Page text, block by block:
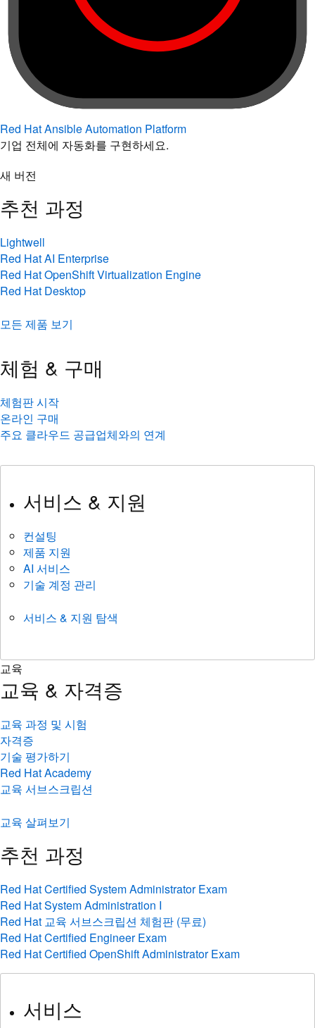
Red Hat Ansible Automation Platform
기업 전체에 자동화를 구현하세요.
새 버전
추천 과정
Lightwell
Red Hat AI Enterprise
Red Hat OpenShift Virtualization Engine
Red Hat Desktop
모든 제품 보기
체험 & 구매
체험판 시작
온라인 구매
주요 클라우드 공급업체와의 연계
서비스 & 지원
컨설팅
제품 지원
AI 서비스
기술 계정 관리
서비스 & 지원 탐색
교육
교육 & 자격증
교육 과정 및 시험
자격증
기술 평가하기
Red Hat Academy
교육 서브스크립션
교육 살펴보기
추천 과정
Red Hat Certified System Administrator Exam
Red Hat System Administration I
Red Hat 교육 서브스크립션 체험판 (무료)
Red Hat Certified Engineer Exam
Red Hat Certified OpenShift Administrator Exam
서비스